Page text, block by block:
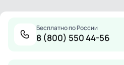
Бесплатно по России
8 (800) 550 44-56